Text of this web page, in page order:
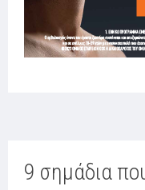
9 σημάδια